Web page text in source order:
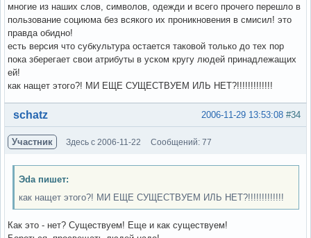
многие из наших слов, символов, одежди и всего прочего перешло в
пользование социюма без всякого их проникновения в смисил! это
правда обидно!
есть версия что субкультура остается таковой только до тех пор
пока зберегает свои атрибуты в уском кругу людей принадлежащих
ей!
как нащет этого?! МИ ЕЩЕ СУЩЕСТВУЕМ ИЛЬ НЕТ?!!!!!!!!!!!!!
Вне форума #34
2006-11-29 13:53:08
schatz
Участник Здесь с 2006-11-22 Сообщений: 77
Эda пишет:
как нащет этого?! МИ ЕЩЕ СУЩЕСТВУЕМ ИЛЬ НЕТ?!!!!!!!!!!!!!
Как это - нет? Существуем! Еще и как существуем!